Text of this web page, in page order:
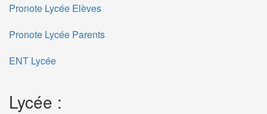
Pronote Lycée Elèves
Pronote Lycée Parents
ENT Lycée
Lycée :